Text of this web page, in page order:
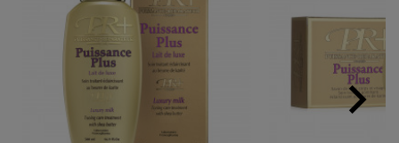
